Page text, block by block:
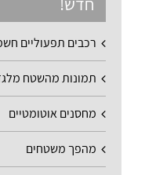
רכבים תפעוליים
תמונות מהשטח
מחסנים אוטומטיים
מהפך משטחים